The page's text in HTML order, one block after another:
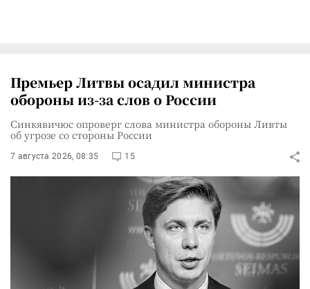
Премьер Литвы осадил министра
обороны из-за слов о России
Синкявичюс опроверг слова министра обороны Ливты
об угрозе со стороны России
7 августа 2026, 08:35 15